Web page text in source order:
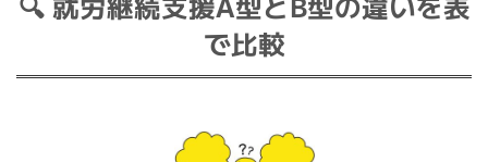
で比較